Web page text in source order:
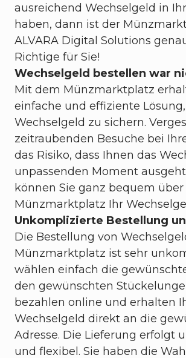
ausreichend Wechselgeld in
haben, dann ist der
ALVARA Digital Solutions
Richtige für Sie!
Wechselgeld bestellen war
Mit dem Münzmarktplatz
einfache und effiziente
Wechselgeld zu sichern.
zeitraubenden Besuche bei
das Risiko, dass Ihnen das
unpassenden Moment
können Sie ganz bequem über
Münzmarktplatz Ihr
Unkomplizierte Bestellung
Die Bestellung von
Münzmarktplatz ist sehr
wählen einfach die
den gewünschten
bezahlen online und erhalten
Wechselgeld direkt an die
Adresse. Die Lieferung erfolgt
und flexibel. Sie haben die